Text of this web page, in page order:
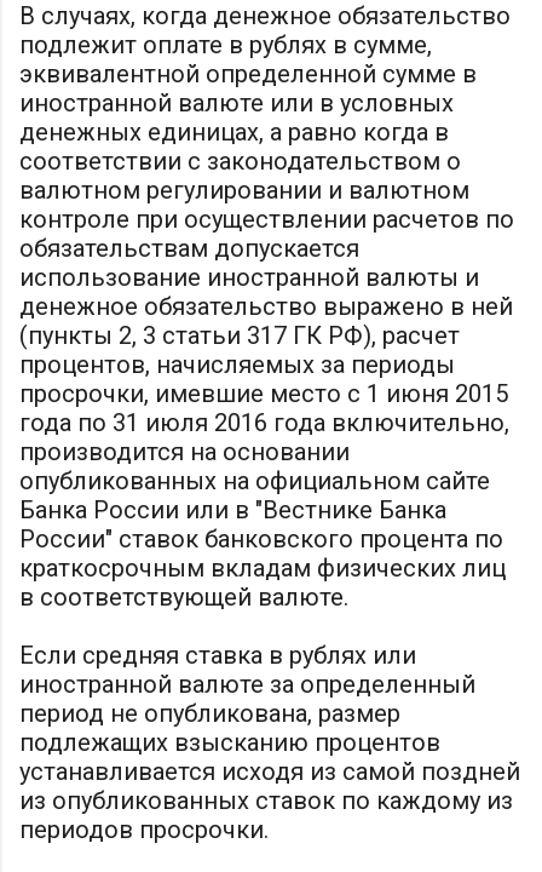
В случаях, когда денежное обязательство
подлежит оплате в рублях в сумме,
эквивалентной определенной сумме в
иностранной валюте или в условных
денежных единицах, а равно когда в
соответствии с законодательством о
валютном регулировании и валютном
контроле при осуществлении расчетов по
обязательствам допускается
использование иностранной валюты и
денежное обязательство выражено в ней
(пункты 2, 3 статьи 317 ГК РФ), расчет
процентов, начисляемых за периоды
просрочки, имевшие место с 1 июня 2015
года по 31 июля 2016 года включительно,
производится на основании
опубликованных на официальном сайте
Банка России или в "Вестнике Банка
России" ставок банковского процента по
краткосрочным вкладам физических лиц
в соответствующей валюте.
Если средняя ставка в рублях или
иностранной валюте за определенный
период не опубликована, размер
подлежащих взысканию процентов
устанавливается исходя из самой поздней
из опубликованных ставок по каждому из
периодов просрочки.